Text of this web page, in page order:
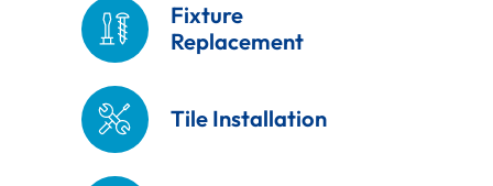
Fixture
Replacement
Tile Installation